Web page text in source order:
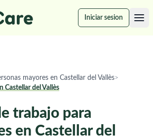
Iniciar sesion
mayores en Castellar del Vallès>
Castellar del Vallès
trabajo para
en Castellar del